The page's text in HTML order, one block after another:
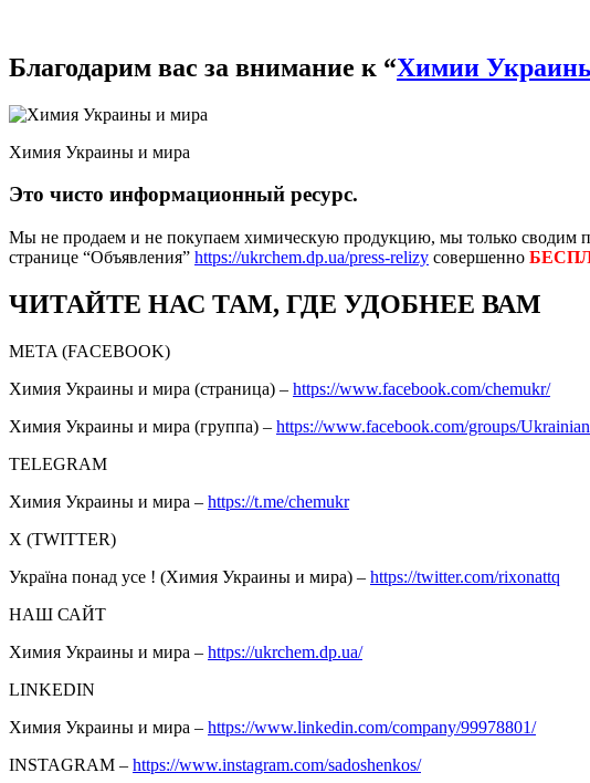
Благодарим вас за внимание к “Химии
Химия Украины и мира
Это чисто информационный ресурс.
Мы не продаем и не покупаем химическую продукцию, мы только сводим
странице “Объявления” https://ukrchem.dp.ua/press-relizy совершенно
ЧИТАЙТЕ НАС ТАМ, ГДЕ УДОБНЕЕ ВАМ
META (FACEBOOK)
Химия Украины и мира (страница) – https://www.facebook.com/chemukr/
Химия Украины и мира (группа) – https://www.facebook.com/groups/
TELEGRAM
Химия Украины и мира – https://t.me/chemukr
Х (TWITTER)
Україна понад усе ! (Химия Украины и мира) – https://twitter.com/rixonattq
НАШ САЙТ
Химия Украины и мира – https://ukrchem.dp.ua/
LINKEDIN
Химия Украины и мира – https://www.linkedin.com/company/99978801/
INSTAGRAM – https://www.instagram.com/sadoshenkos/